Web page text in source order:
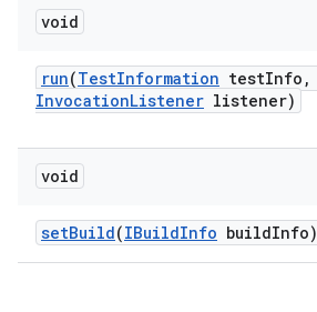
void
run(TestInformation testInfo ,
InvocationListener listener)
void
setBuild(IBuildInfo buildInfo)